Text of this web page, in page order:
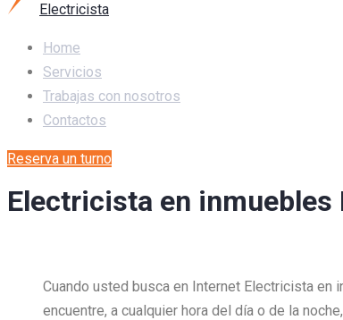
Electricista
Home
Servicios
Trabajas con nosotros
Contactos
Reserva un turno
Electricista en inmuebles
Cuando usted busca en Internet Electricista en
encuentre, a cualquier hora del día o de la